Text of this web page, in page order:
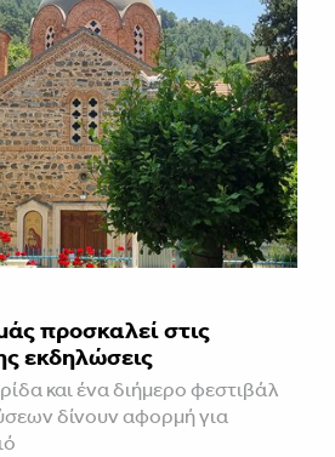
προσκαλεί στις
εκδηλώσεις
και ένα διήμερο φεστιβάλ
δίνουν αφορμή για